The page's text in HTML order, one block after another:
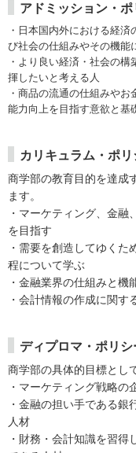
アドミッション・
・日本国内外における経
び社会の仕組みやその機能
・より良い経済・社会の
揮したいと考える人
・商品の流通の仕組みや
能力向上を目指す意欲と基
カリキュラム・ポリ
商学部の教育目的を達成
ます。
・マーケティング、金
を目指す
・需要を創造してゆく
程について学ぶ
・金融業界の仕組みと機
・会計情報の作成に関す
ディプロマ・ポリシ
商学部の具体的目標とし
・マーケティング戦略
・金融の担い手である
人材
・財務・会計知識を習